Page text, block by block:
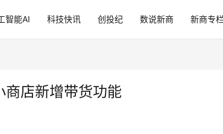
智能AI 科技快讯 创投纪 数说新商 新商专栏
店新增带货功能